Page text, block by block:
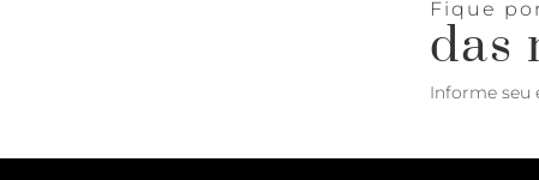
Fique
das
Informe seu